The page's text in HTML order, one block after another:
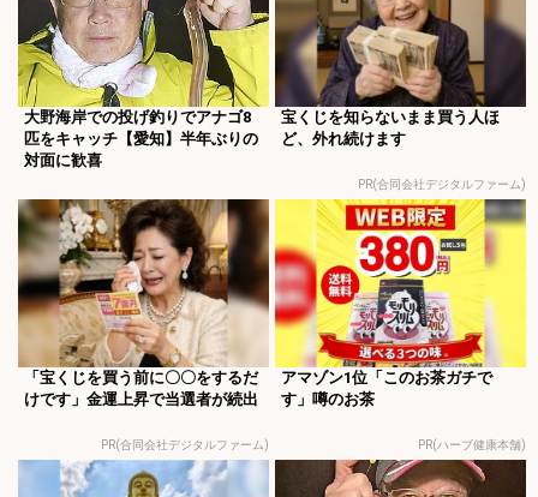
大野海岸での投げ釣りでアナゴ8
匹をキャッチ【愛知】半年ぶりの
対面に歓喜
宝くじを知らないまま買う人ほ
ど、外れ続けます
PR(合同会社デジタルファーム)
「宝くじを買う前に〇〇をするだ
けです」金運上昇で当選者が続出
PR(合同会社デジタルファーム)
アマゾン1位「このお茶ガチで
す」噂のお茶
PR(ハーブ健康本舗)